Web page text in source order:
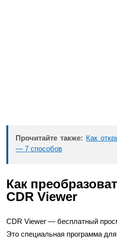
Прочитайте также: Как
— 7 способов
Как
CDR Viewer
CDR Viewer — бесплатный
Это специальная программа